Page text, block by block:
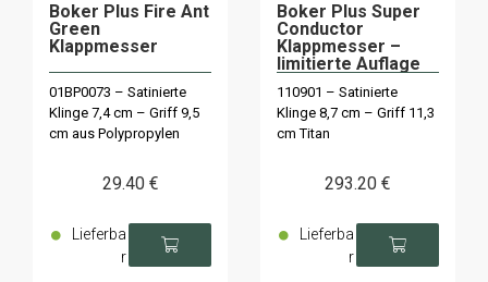
Boker Plus Fire Ant
Green
Klappmesser
01BP0073 – Satinierte
Klinge 7,4 cm – Griff 9,5
cm aus Polypropylen
29.40 €
Lieferba
r
Boker Plus Super
Conductor
Klappmesser –
limitierte Auflage
110901 – Satinierte
Klinge 8,7 cm – Griff 11,3
cm Titan
293.20 €
Lieferba
r